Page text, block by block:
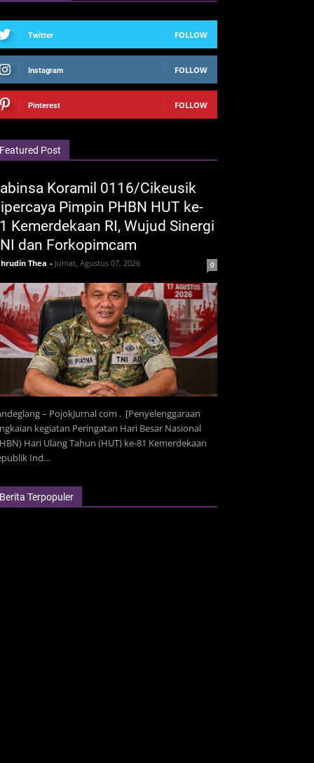
Twitter FOLLOW
Instagram FOLLOW
Pinterest FOLLOW
Featured Post
Koramil 0116/Cikeusik
Pimpin PHBN HUT ke-
Kemerdekaan RI, Wujud Sinergi
dan Forkopimcam
Thea - Jumat, Agustus 07, 2026 0
– PojokJurnal com . [Penyelenggaraan
kegiatan Peringatan Hari Besar Nasional
Hari Ulang Tahun (HUT) ke-81 Kemerdekaan
Ind…
Berita Terpopuler